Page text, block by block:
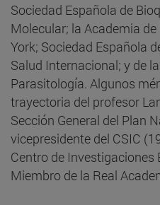
Sociedad Española de
Molecular; la Academia
York; Sociedad Española
Salud Internacional; y de
Parasitología. Algunos
trayectoria del profesor
Sección General del Plan
vicepresidente del CSIC
Centro de
Miembro de la Real